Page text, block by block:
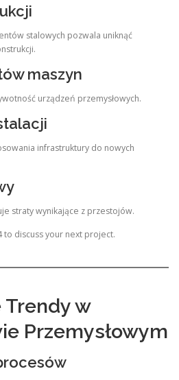
stalowych pozwala uniknąć
maszyn
urządzeń przemysłowych.
infrastruktury do nowych
straty wynikające z przestojów.
to discuss your next project.
Trendy w
Przemysłowym